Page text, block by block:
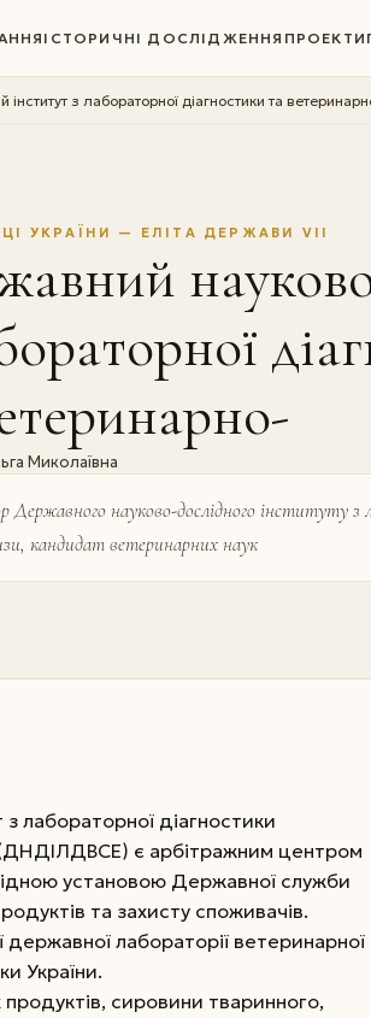
ІСТОРИЧНІ ДОСЛІДЖЕННЯ ПРОЕКТИ
з лабораторної діагностики та
УКРАЇНИ — ЕЛІТА ДЕРЖАВИ VII
Миколаївна
Державного науково-дослідного інституту з
кандидат ветеринарних наук
лабораторної діагностики
(ДНДІЛДВСЕ) є арбітражним центром
установою Державної служби
та захисту споживачів.
лабораторії ветеринарної
України.
сировини тваринного,